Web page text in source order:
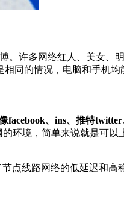
。许多网络红人、美女、
同的情况，电脑和手机均
、ins、推特
环境，简单来说就是可
点线路网络的低延迟和高